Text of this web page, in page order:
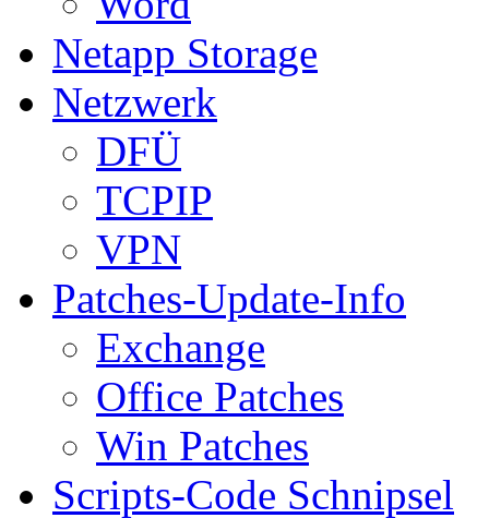
Netapp Storage
Netzwerk
DFÜ
TCPIP
VPN
Patches-Update-Info
Exchange
Office Patches
Win Patches
Scripts-Code Schnipsel